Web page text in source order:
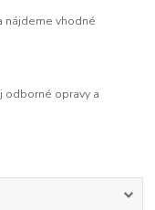
nájdeme vhodné
odborné opravy a